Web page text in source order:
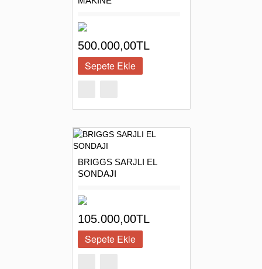
500.000,00TL
BRIGGS SARJLI EL
SONDAJI
105.000,00TL